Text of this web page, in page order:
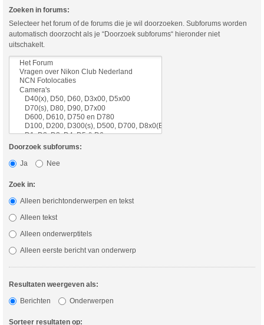
Zoeken in forums:
Selecteer het forum of de forums die je wil doorzoeken. Subforums worden
automatisch doorzocht als je “Doorzoek subforums“ hieronder niet
uitschakelt.
Doorzoek subforums:
Ja
Nee
Zoek in:
Alleen berichtonderwerpen en tekst
Alleen tekst
Alleen onderwerptitels
Alleen eerste bericht van onderwerp
Resultaten weergeven als:
Berichten
Onderwerpen
Sorteer resultaten op: